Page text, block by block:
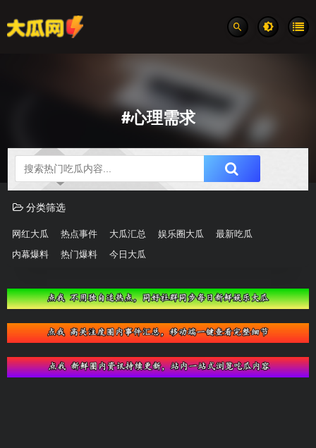
#心理需求
吃瓜分类速览
分类筛选
网红大瓜 热点事件 大瓜汇总 娱乐圈大瓜 最新吃瓜
内幕爆料 热门爆料 今日大瓜